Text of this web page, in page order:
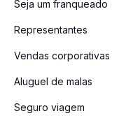
Seja um franqueado
Representantes
Vendas corporativas
Aluguel de malas
Seguro viagem